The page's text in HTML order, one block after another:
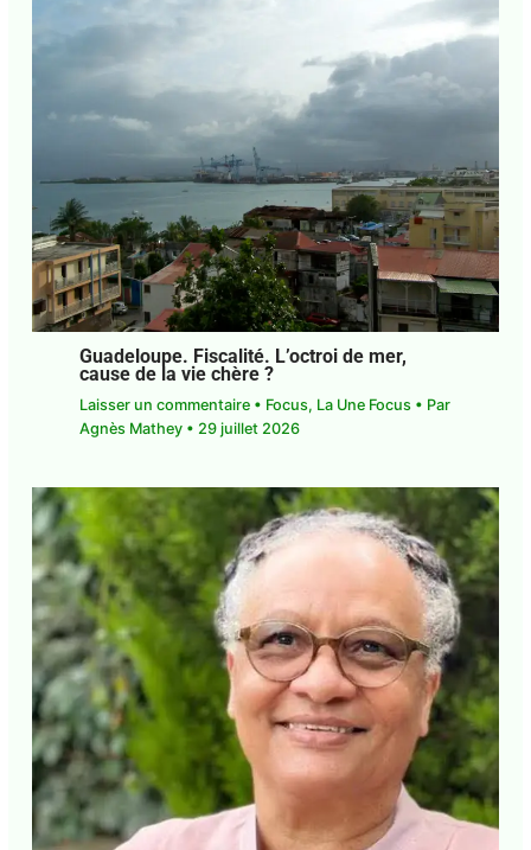
Guadeloupe. Fiscalité. L’octroi de mer,
cause de la vie chère ?
Laisser un commentaire •Focus